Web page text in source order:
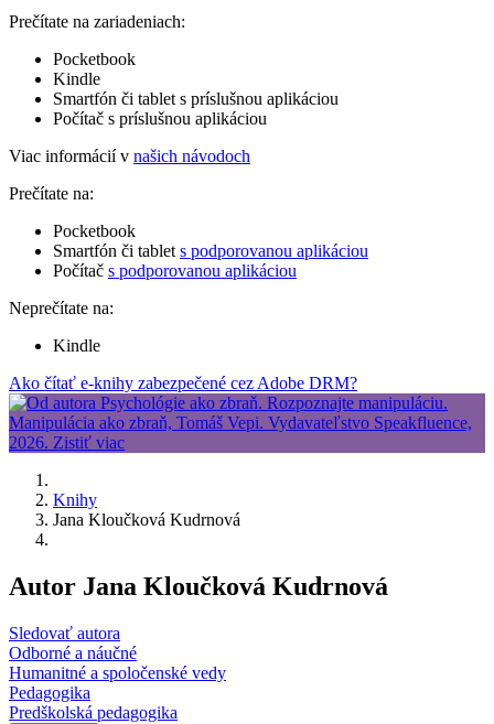
Prečítate na zariadeniach:
Pocketbook
Kindle
Smartfón či tablet s príslušnou aplikáciou
Počítač s príslušnou aplikáciou
Viac informácií v našich návodoch
Prečítate na:
Pocketbook
Smartfón či tablet s podporovanou aplikáciou
Počítač s podporovanou aplikáciou
Neprečítate na:
Kindle
Ako čítať e-knihy zabezpečené cez Adobe DRM?
Knihy
Jana Kloučková Kudrnová
Autor Jana Kloučková Kudrnová
Sledovať autora
Odborné a náučné
Humanitné a spoločenské vedy
Pedagogika
Predškolská pedagogika